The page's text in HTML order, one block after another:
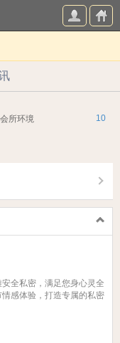
10
会所环境
全私密，满足您身心灵全
感体验，打造专属的私密